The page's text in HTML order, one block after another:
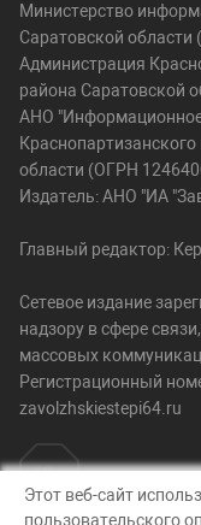
Министерство
Саратовской
Администрация
района Саратовской
АНО
области (ОГРН
Издатель: АНО "ИА
Главный редактор:
Сетевое издание
надзору в сфере
массовых
Регистрационный
zavolzhskiestepi64.ru
Этот веб-сайт
пользовательского